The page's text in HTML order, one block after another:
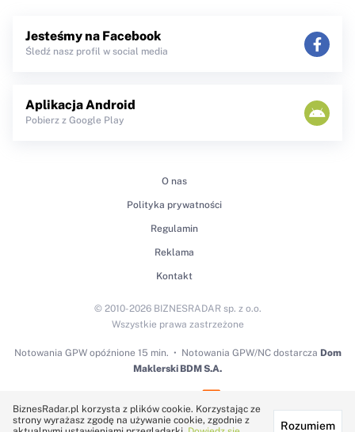
Jesteśmy na Facebook
Śledź nasz profil w social media
Aplikacja Android
Pobierz z Google Play
O nas
Polityka prywatności
Regulamin
Reklama
Kontakt
Notowania GPWopóźnione 15 min. Notowania GPW/NC dostarcza Dom
Maklerski BDM S.A.
© 2010-2026 BIZNESRADAR sp. z o.o.
Wszystkie prawa zastrzeżone
BiznesRadar.pl korzysta z plików cookie. Korzystając ze
strony wyrażasz zgodę na używanie cookie, zgodnie z
Rozumiem